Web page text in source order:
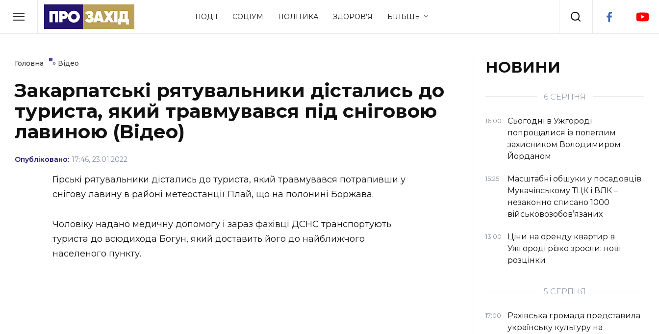
ПОДІЇ СОЦІУМ ПОЛІТИКА ЗДОРОВ’Я БІЛЬШЕ
РУБРИКИ
Економіка Події
Політика Соціум Спорт Стиль життя
Втрачений Ужгород
(відеоверсія)
ЗАКАРПАТСЬКІ НОВИНИ
НОВИНИ ЗАХІДНОЇ УКРАЇНИ
Головна » Відео
Закарпатські рятувальники дістались до
туриста, який травмувався під сніговою
лавиною (Відео)
Опубліковано: 17:46, 23.01.2022
Гірські рятувальники дістались до туриста, який травмувався потрапивши у
снігову лавину в районі метеостанції Плай, що на полонині Боржава.
Чоловіку надано медичну допомогу і зараз фахівці ДСНС транспортують
туриста до всюдихода Богун, який доставить його до найближчого
населеного пункту.
НОВИНИ
6 СЕРПНЯ
16:00
Сьогодні в Ужгороді
попрощалися із полеглим
захисником Володимиром
Йорданом
15:25
Масштабні обшуки у посадовців
Мукачівському ТЦК і ВЛК –
незаконно списано 1000
військовозобов’язаних
13:00
Ціни на оренду квартир в
Ужгороді різко зросли: нові
розцінки
5 СЕРПНЯ
17:00
Рахівська громада представила
українську культуру на